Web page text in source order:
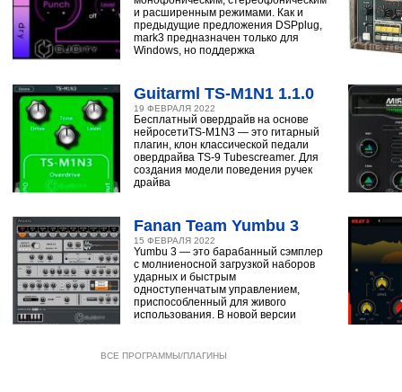
и расширенным режимами. Как и
предыдущие предложения DSPplug,
mark3 предназначен только для
Windows, но поддержка
Guitarml TS-M1N1 1.1.0
19 ФЕВРАЛЯ 2022
Бесплатный овердрайв на основе
нейросетиTS-M1N3 — это гитарный
плагин, клон классической педали
овердрайва TS-9 Tubescreamer. Для
создания модели поведения ручек
драйва
Fanan Team Yumbu 3
15 ФЕВРАЛЯ 2022
Yumbu 3 — это барабанный сэмплер
с молниеносной загрузкой наборов
ударных и быстрым
одноступенчатым управлением,
приспособленный для живого
использования. В новой версии
ВСЕ ПРОГРАММЫ/ПЛАГИНЫ